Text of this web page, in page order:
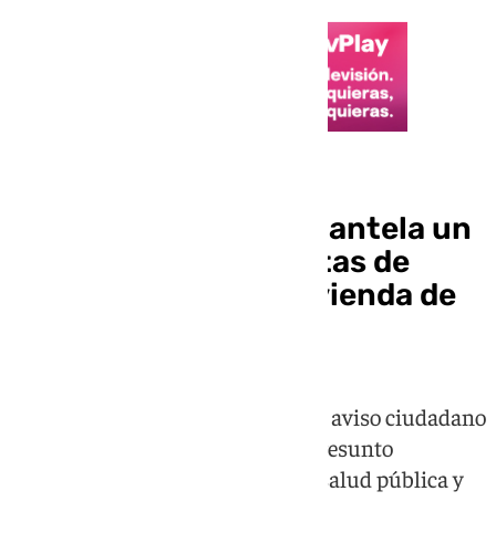
La Guardia Civil desmantela un
cultivo con 464 plantas de
marihuana en una vivienda de
La investigación comenzó tras un aviso ciudadano
y concluyó con la detención del presunto
responsable por delitos contra la salud pública y